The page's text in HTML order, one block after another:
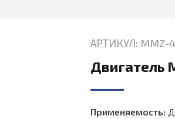
АРТИКУЛ: MMZ-
Двигатель
Применяемость: